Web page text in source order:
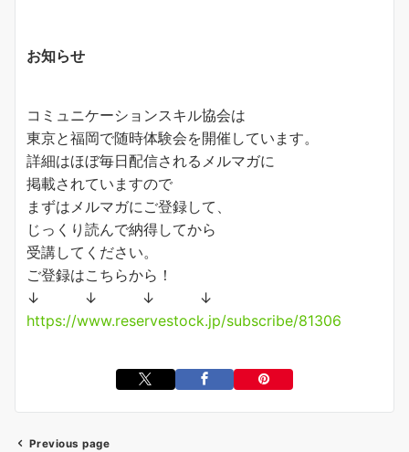
お知らせ
コミュニケーションスキル協会は
東京と福岡で随時体験会を開催しています。
詳細はほぼ毎日配信されるメルマガに
掲載されていますので
まずはメルマガにご登録して、
じっくり読んで納得してから
受講してください。
ご登録はこちらから！
↓ ↓ ↓ ↓
https://www.reservestock.jp/subscribe/81306
Previous page